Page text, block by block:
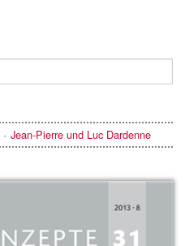
Jean-Pierre und Luc Dardenne